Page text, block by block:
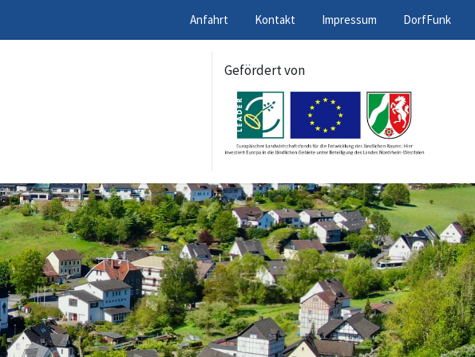
Anfahrt Kontakt Impressum DorfFunk
Gefördert von